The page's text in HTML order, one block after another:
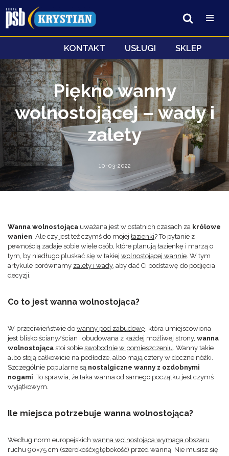
Przejdź
do
KONTAKT USŁUGI SKLEP
Piękno wanny
wolnostojącej – wady i
zalety
10-03-2022
Wanna wolnostojąca uważana jest w ostatnich czasach za królowe
wanien. Ale czy jest też czymś do mojej łazienki? To pytanie z
pewnością zadaje sobie wiele osób, które planują łazienkę i marzą o
tym, by niedługo pluskać się w takiej wolnostojącej wannie. W tym
artykule porównamy zalety i wady, aby dać Ci podstawę do podjęcia
decyzji.
Co to jest wanna wolnostojąca?
W przeciwieństwie do wanny pod zabudowę, która umiejscowiona
jest blisko ściany/ścian i obudowana z każdej możliwej strony, wanna
wolnostojąca stoi sobie swobodnie w pomieszczeniu. Wanny takie
albo stoją całkowicie na podłodze, albo mają cztery widoczne nóżki.
Szczególnie popularne są nostalgiczne wanny z ozdobnymi
nogami. To sprawia, że taka wanna od samego początku jest czymś
wyjątkowym.
Ile miejsca potrzebuje wanna wolnostojąca?
Według norm europejskich wanna wolnostojąca wymaga obszaru
ruchu 90×75 cm (szerokośćxgłębokość) przed wanną. Nie musisz się